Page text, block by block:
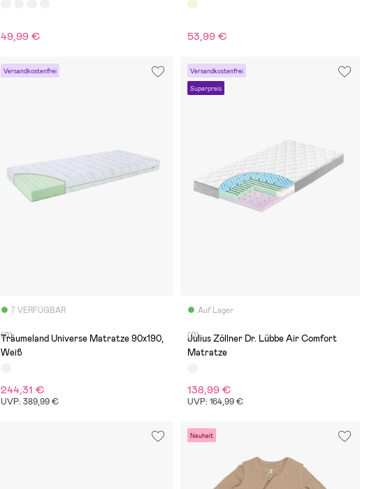
49,99 € 53,99 €
Versandkostenfrei
7 VERFÜGBAR
(0)
Träumeland Universe Matratze 90x190,
Weiß
244,31 €
UVP: 389,99 €
Versandkostenfrei
Superpreis
Auf Lager
(0)
Julius Zöllner Dr. Lübbe Air Comfort
Matratze
138,99 €
UVP: 164,99 €
Neuheit